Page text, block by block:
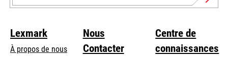
Lexmark
À propos de nous
Nous
Contacter
Centre de
connaissances